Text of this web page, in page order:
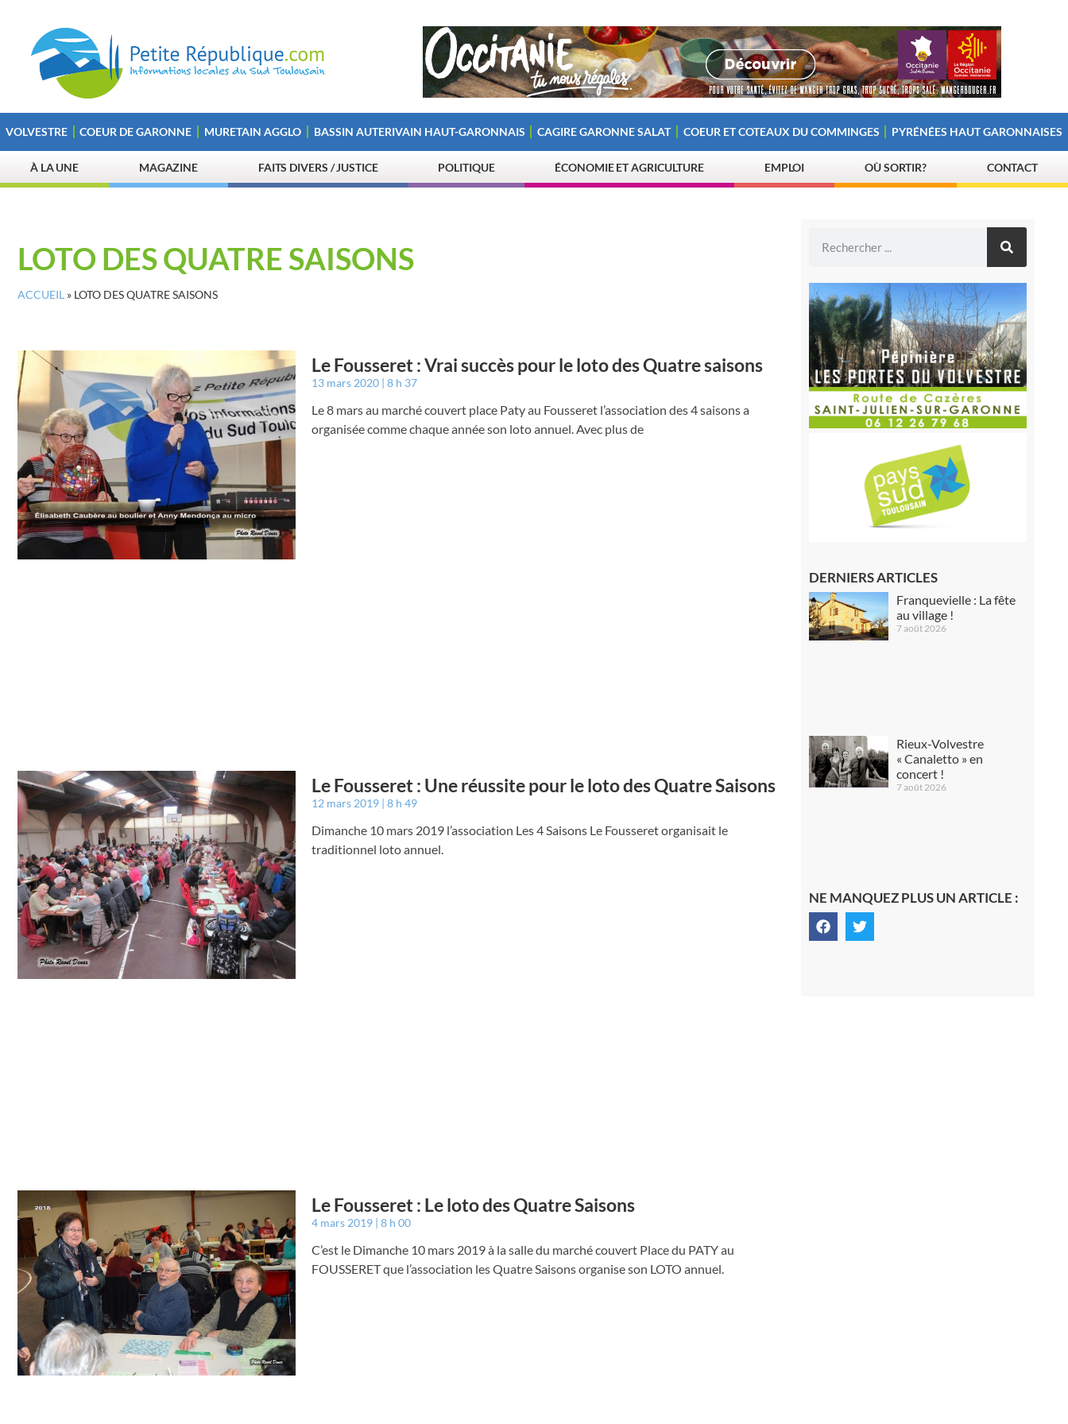
VOLVESTRE COEUR DE GARONNE MURETAIN AGGLO BASSIN AUTERIVAIN HAUT-GARONNAIS CAGIRE GARONNE SALAT COEUR ET COTEAUX DU COMMINGES PYRÉNÉES HAUT GARONNAISES
À LA UNE MAGAZINE FAITS DIVERS / JUSTICE POLITIQUE ÉCONOMIE ET AGRICULTURE EMPLOI OÙ SORTIR? CONTACT
LOTO DES QUATRE SAISONS
ACCUEIL » LOTO DES QUATRE SAISONS
Le Fousseret : Vrai succès pour le loto des Quatre saisons
13 mars 2020 8 h 37
Le 8 mars au marché couvert place Paty au Fousseret l’association des 4 saisons a
organisée comme chaque année son loto annuel. Avec plus de
Le Fousseret : Une réussite pour le loto des Quatre Saisons
12 mars 2019 8 h 49
Dimanche 10 mars 2019 l’association Les 4 Saisons Le Fousseret organisait le
traditionnel loto annuel.
Le Fousseret : Le loto des Quatre Saisons
4 mars 2019 8 h 00
C’est le Dimanche 10 mars 2019 à la salle du marché couvert Place du PATY au
FOUSSERET que l’association les Quatre Saisons organise son LOTO annuel.
DERNIERS ARTICLES
Franquevielle : La fête
au village !
7 août 2026
Rieux-Volvestre
« Canaletto » en
concert !
7 août 2026
NE MANQUEZ PLUS UN ARTICLE :